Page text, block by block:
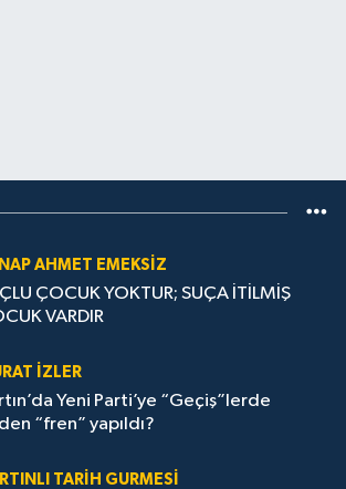
AHMET EMEKSİZ
ÇOCUK YOKTUR; SUÇA İTİLMİŞ
VARDIR
İZLER
Yeni Parti’ye “Geçiş”lerde
“fren” yapıldı?
TARIH GURMESI